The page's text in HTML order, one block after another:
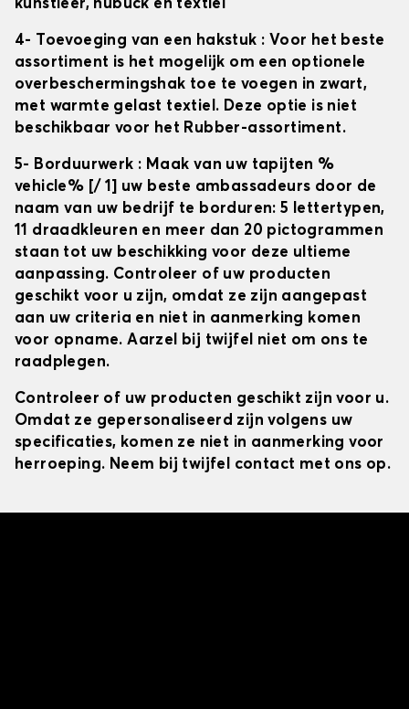
kunstleer, nubuck en textiel
4- Toevoeging van een hakstuk : Voor het beste
assortiment is het mogelijk om een optionele
overbeschermingshak toe te voegen in zwart,
met warmte gelast textiel. Deze optie is niet
beschikbaar voor het Rubber-assortiment.
5- Borduurwerk : Maak van uw tapijten %
vehicle% [/ 1] uw beste ambassadeurs door de
naam van uw bedrijf te borduren: 5 lettertypen,
11 draadkleuren en meer dan 20 pictogrammen
staan tot uw beschikking voor deze ultieme
aanpassing. Controleer of uw producten
geschikt voor u zijn, omdat ze zijn aangepast
aan uw criteria en niet in aanmerking komen
voor opname. Aarzel bij twijfel niet om ons te
raadplegen.
Controleer of uw producten geschikt zijn voor u.
Omdat ze gepersonaliseerd zijn volgens uw
specificaties, komen ze niet in aanmerking voor
herroeping. Neem bij twijfel contact met ons op.